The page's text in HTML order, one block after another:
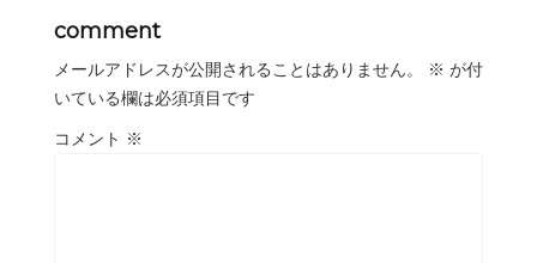
comment
メールアドレスが公開されることはありません。 ※ が付
いている欄は必須項目です
コメント ※